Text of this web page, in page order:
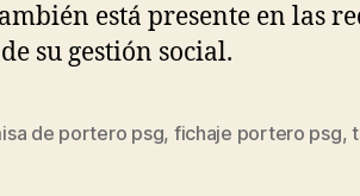
está presente en las
su gestión social.
de portero psg, fichaje portero psg,